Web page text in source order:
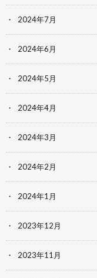
2024年7月
2024年6月
2024年5月
2024年4月
2024年3月
2024年2月
2024年1月
2023年12月
2023年11月